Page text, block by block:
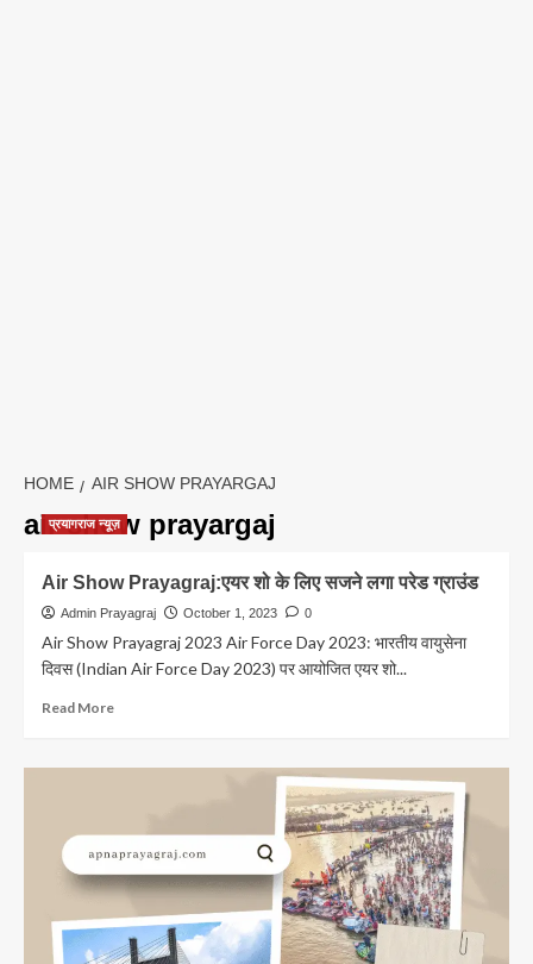
HOME AIR SHOW PRAYARGAJ
air show prayargaj
प्रयागराज न्यूज़
Air Show Prayagraj:एयर शो के लिए सजने लगा परेड ग्राउंड
Admin Prayagraj October 1, 2023 0
Air Show Prayagraj 2023 Air Force Day 2023: भारतीय वायुसेना
दिवस (Indian Air Force Day 2023) पर आयोजित एयर शो...
Read MoreRead
Air
शो
के
लिए
लगा
परेड